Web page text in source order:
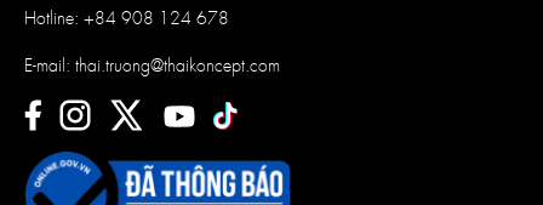
Hotline: +84 908 124 678
E-mail: thai.truong@thaikoncept.com